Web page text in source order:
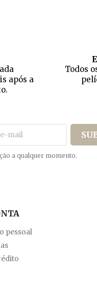
após a
Todos
a qualquer momento.
pessoal